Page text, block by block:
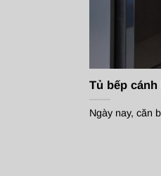
Tủ bếp
Ngày nay, căn